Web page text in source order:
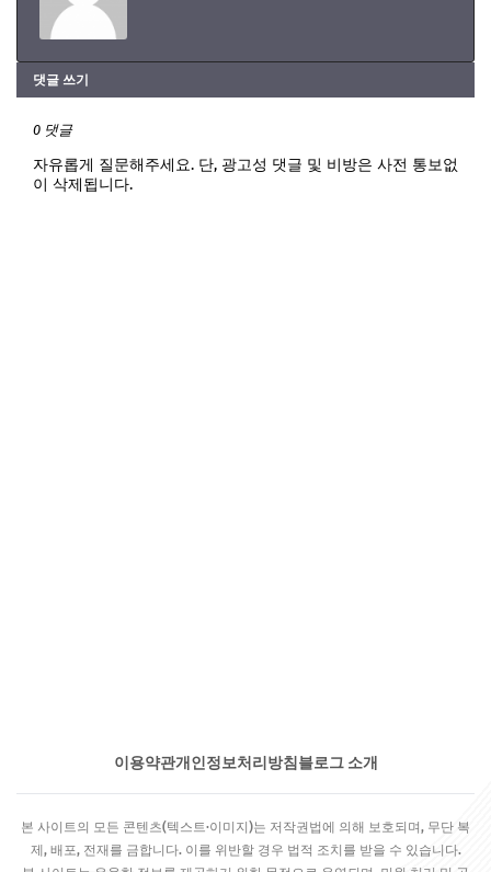
댓글 쓰기
0 댓글
자유롭게 질문해주세요. 단, 광고성 댓글 및 비방은 사전 통보없
이 삭제됩니다.
이용약관개인정보처리방침 블로그 소개
본 사이트의 모든 콘텐츠(텍스트·이미지)는 저작권법에 의해 보호되며, 무단 복
제, 배포, 전재를 금합니다. 이를 위반할 경우 법적 조치를 받을 수 있습니다.